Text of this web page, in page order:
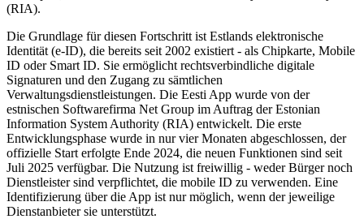
(RIA).
Die Grundlage für diesen Fortschritt ist Estlands elektronische
Identität (e-ID), die bereits seit 2002 existiert - als Chipkarte, Mobile
ID oder Smart ID. Sie ermöglicht rechtsverbindliche digitale
Signaturen und den Zugang zu sämtlichen
Verwaltungsdienstleistungen. Die Eesti App wurde von der
estnischen Softwarefirma Net Group im Auftrag der Estonian
Information System Authority (RIA) entwickelt. Die erste
Entwicklungsphase wurde in nur vier Monaten abgeschlossen, der
offizielle Start erfolgte Ende 2024, die neuen Funktionen sind seit
Juli 2025 verfügbar. Die Nutzung ist freiwillig - weder Bürger noch
Dienstleister sind verpflichtet, die mobile ID zu verwenden. Eine
Identifizierung über die App ist nur möglich, wenn der jeweilige
Dienstanbieter sie unterstützt.